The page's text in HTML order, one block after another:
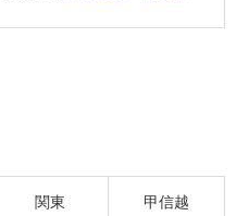
関東 甲信越